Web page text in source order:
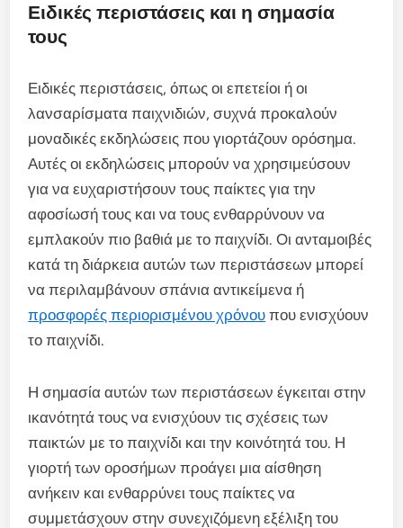
Ειδικές περιστάσεις και η σημασία
τους
Ειδικές περιστάσεις, όπως οι επετείοι ή οι
λανσαρίσματα παιχνιδιών, συχνά προκαλούν
μοναδικές εκδηλώσεις που γιορτάζουν ορόσημα.
Αυτές οι εκδηλώσεις μπορούν να χρησιμεύσουν
για να ευχαριστήσουν τους παίκτες για την
αφοσίωσή τους και να τους ενθαρρύνουν να
εμπλακούν πιο βαθιά με το παιχνίδι. Οι ανταμοιβές
κατά τη διάρκεια αυτών των περιστάσεων μπορεί
να περιλαμβάνουν σπάνια αντικείμενα ή
προσφορές περιορισμένου χρόνου που ενισχύουν
το παιχνίδι.
Η σημασία αυτών των περιστάσεων έγκειται στην
ικανότητά τους να ενισχύουν τις σχέσεις των
παικτών με το παιχνίδι και την κοινότητά του. Η
γιορτή των οροσήμων προάγει μια αίσθηση
ανήκειν και ενθαρρύνει τους παίκτες να
συμμετάσχουν στην συνεχιζόμενη εξέλιξη του